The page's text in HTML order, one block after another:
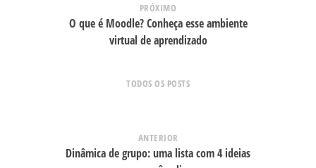
PRÓXIMO
O que é Moodle? Conheça esse ambiente
virtual de aprendizado
TODOS OS POSTS
ANTERIOR
Dinâmica de grupo: uma lista com 4 ideias